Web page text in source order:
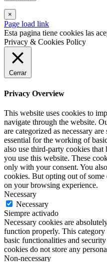
×
Page load link
Esta pagina tiene cookies las
Privacy & Cookies Policy
Cerrar
Privacy Overview
This website uses cookies to
navigate through the website.
are categorized as necessary
essential for the working of
also use third-party cookies
you use this website. These
only with your consent. You
cookies. But opting out of some
on your browsing experience.
Necessary
Necessary
Siempre activado
Necessary cookies are
function properly. This
basic functionalities and
cookies do not store any
Non-necessary